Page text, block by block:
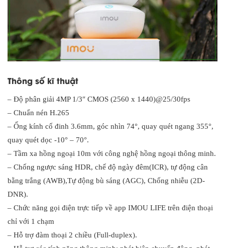
Thông số kĩ thuật
– Độ phân giải 4MP 1/3″ CMOS (2560 x 1440)@25/30fps
– Chuẩn nén H.265
– Ống kính cố đinh 3.6mm, góc nhìn 74°, quay quét ngang 355°,
quay quét dọc -10° – 70°.
– Tầm xa hồng ngoại 10m với công nghệ hồng ngoại thông minh.
– Chống ngược sáng HDR, chế độ ngày đêm(ICR), tự động cân
bằng trắng (AWB),Tự động bù sáng (AGC), Chống nhiễu (2D-
DNR).
– Chức năng gọi điện trực tiếp về app IMOU LIFE trên điện thoại
chỉ với 1 chạm
– Hỗ trợ đàm thoại 2 chiều (Full-duplex).